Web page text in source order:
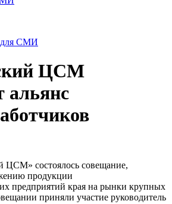
для СМИ
ЦСМ
альянс
состоялось совещание,
продукции
предприятий края на рынки крупных
приняли участие руководитель